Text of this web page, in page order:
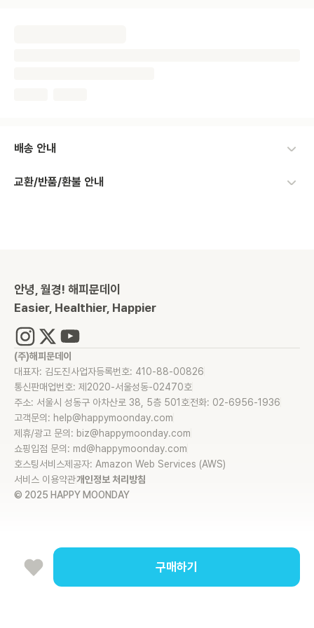
배송 안내
교환/반품/환불 안내
구매하기
안녕, 월경! 해피문데이
Easier, Healthier, Happier
© 2025 HAPPY MOONDAY
(주)해피문데이
대표자: 김도진사업자등록번호: 410-88-00826
통신판매업번호: 제2020-서울성동-02470호
주소: 서울시 성동구 아차산로 38, 5층 501호전화: 02-6956-1936
고객문의: help@happymoonday.com
제휴/광고 문의: biz@happymoonday.com
쇼핑입점 문의: md@happymoonday.com
호스팅서비스제공자: Amazon Web Services (AWS)
서비스 이용약관개인정보 처리방침